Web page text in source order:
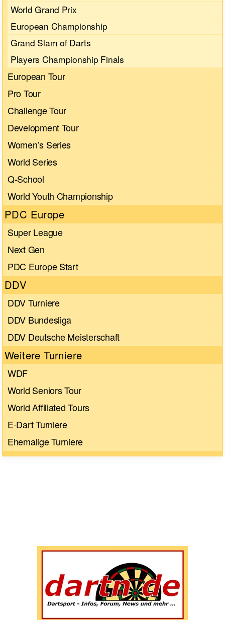
World Grand Prix
European Championship
Grand Slam of Darts
Players Championship Finals
European Tour
Pro Tour
Challenge Tour
Development Tour
Women’s Series
World Series
Q-School
World Youth Championship
PDC Europe
Super League
Next Gen
PDC Europe Start
DDV
DDV Turniere
DDV Bundesliga
DDV Deutsche Meisterschaft
Weitere Turniere
WDF
World Seniors Tour
World Affiliated Tours
E-Dart Turniere
Ehemalige Turniere